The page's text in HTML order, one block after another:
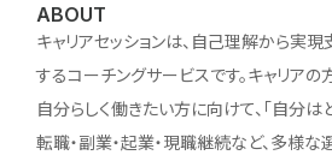
ABOUT
キャリアセッションは、自己理解から実
するコーチングサービスです。キャリアの
自分らしく働きたい方に向けて、「自分は
転職・副業・起業・現職継続など、多様